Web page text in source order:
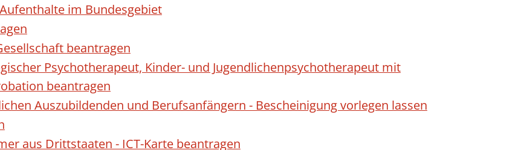
im Bundesgebiet
beantragen
Psychotherapeut, Kinder- und Jugendlichenpsychotherapeut mit
beantragen
Auszubildenden und Berufsanfängern - Bescheinigung vorlegen lassen
aus Drittstaaten - ICT-Karte beantragen